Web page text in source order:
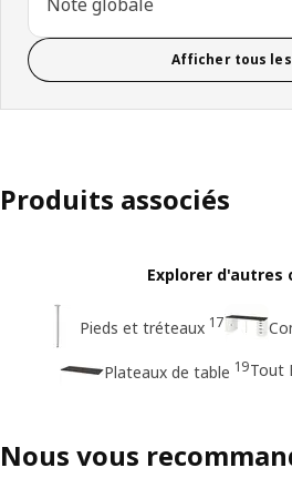
Afficher tous
Produits associés
Explorer d'autres
Pieds et tréteaux 17
Plateaux de table 19Tout
Nous vous